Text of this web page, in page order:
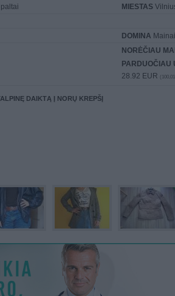
MIESTAS
DOMINA
NORĖČIAU
PARDUOČIAU
28.92 EUR
DAIKTĄ Į NORŲ KREPŠĮ